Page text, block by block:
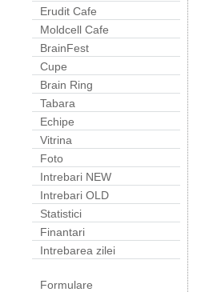
Erudit Cafe
Moldcell Cafe
BrainFest
Cupe
Brain Ring
Tabara
Echipe
Vitrina
Foto
Intrebari NEW
Intrebari OLD
Statistici
Finantari
Intrebarea zilei
Formulare